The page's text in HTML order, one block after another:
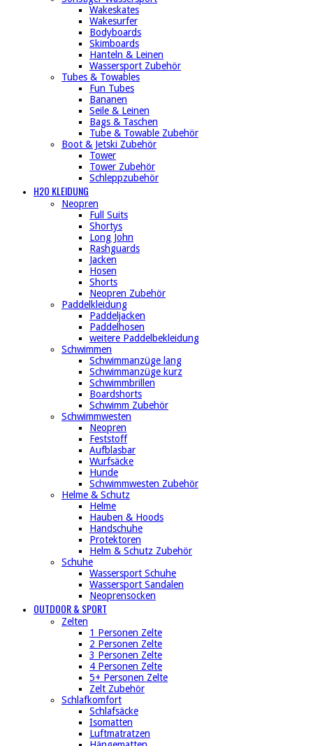
Wakeskates
Wakesurfer
Bodyboards
Skimboards
Hanteln & Leinen
Wassersport Zubehör
Tubes & Towables
Fun Tubes
Bananen
Seile & Leinen
Bags & Taschen
Tube & Towable Zubehör
Boot & Jetski Zubehör
Tower
Tower Zubehör
Schleppzubehör
H2O KLEIDUNG
Neopren
Full Suits
Shortys
Long John
Rashguards
Jacken
Hosen
Shorts
Neopren Zubehör
Paddelkleidung
Paddeljacken
Paddelhosen
weitere Paddelbekleidung
Schwimmen
Schwimmanzüge lang
Schwimmanzüge kurz
Schwimmbrillen
Boardshorts
Schwimm Zubehör
Schwimmwesten
Neopren
Feststoff
Aufblasbar
Wurfsäcke
Hunde
Schwimmwesten Zubehör
Helme & Schutz
Helme
Hauben & Hoods
Handschuhe
Protektoren
Helm & Schutz Zubehör
Schuhe
Wassersport Schuhe
Wassersport Sandalen
Neoprensocken
OUTDOOR & SPORT
Zelten
1 Personen Zelte
2 Personen Zelte
3 Personen Zelte
4 Personen Zelte
5+ Personen Zelte
Zelt Zubehör
Schlafkomfort
Schlafsäcke
Isomatten
Luftmatratzen